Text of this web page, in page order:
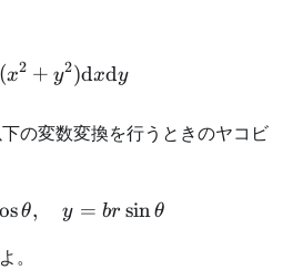
\iint_{D} (x^2 + y^2)
(x2 + y2)dxdy
の変数変換を行うときのヤコビ
x = ar\cos\theta ,\quad
θ, y = br sinθ
。